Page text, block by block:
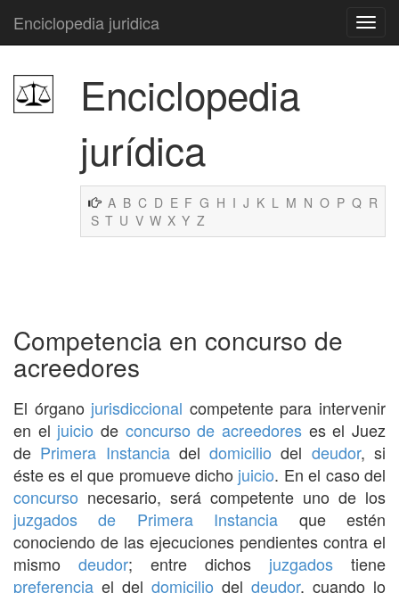
Enciclopedia juridica
Enciclopedia
jurídica
A B C D E F G H I J K L M N O P Q R
S T U V W X Y Z
Competencia en concurso de
acreedores
El órgano jurisdiccional competente para intervenir
en el juicio de concurso de acreedores es el Juez
de Primera Instanciadeldomicilio del deudor, si
éste es el que promueve dicho juicio. En el caso del
concurso necesario, será competente uno de los
juzgados de Primera Instancia que estén
conociendo de las ejecuciones pendientes contra el
mismo deudor; entre dichos juzgados tiene
preferencia el del domicilio del deudor, cuando lo